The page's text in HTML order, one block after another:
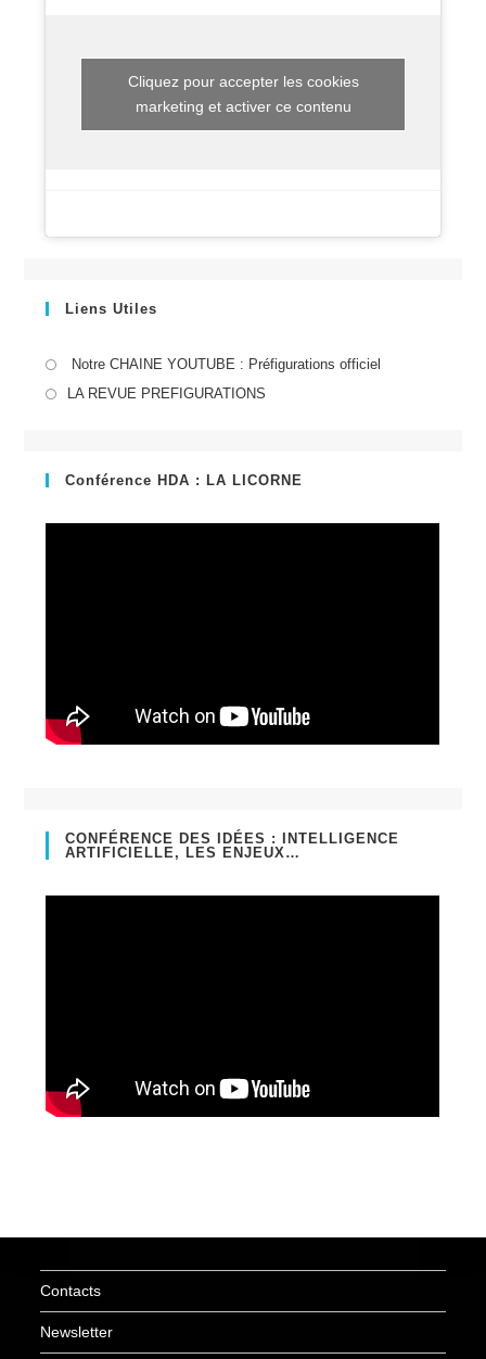
Cliquez pour accepter les cookies
marketing et activer ce contenu
Liens Utiles
Notre CHAINE YOUTUBE : Préfigurations officiel
LA REVUE PREFIGURATIONS
nouvel
Conférence HDA : LA LICORNE
CONFÉRENCE DES IDÉES : INTELLIGENCE
ARTIFICIELLE, LES ENJEUX…
Contacts
Newsletter